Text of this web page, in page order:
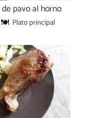
pavo al horno
Plato principal